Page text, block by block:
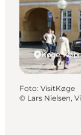
Outdoor
Køge,
Foto: VisitKøge
© Lars Nielsen,